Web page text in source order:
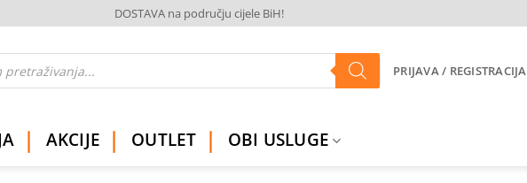
DOSTAVA na području cijele BiH!
PRIJAVA / REGISTRACIJA
AKCIJE OUTLET OBI USLUGE